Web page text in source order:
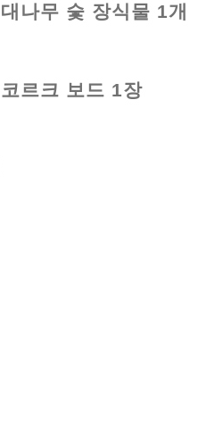
대나무 숯 장식물 1개
코르크 보드 1장